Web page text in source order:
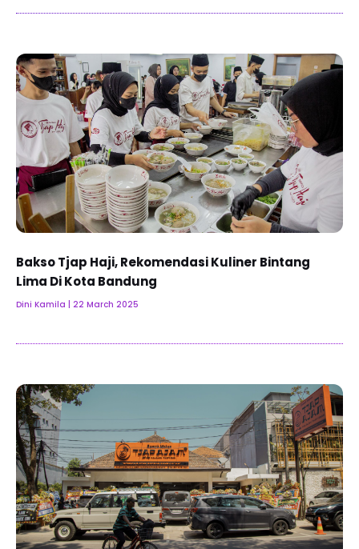
Bakso Tjap Haji, Rekomendasi Kuliner Bintang
Lima Di Kota Bandung
Dini Kamila 22 March 2025